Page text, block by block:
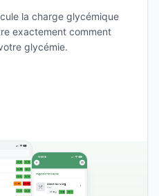
la charge glycémique
exactement comment
glycémie.